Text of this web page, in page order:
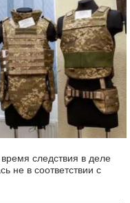
следствия в деле
не в соответствии с